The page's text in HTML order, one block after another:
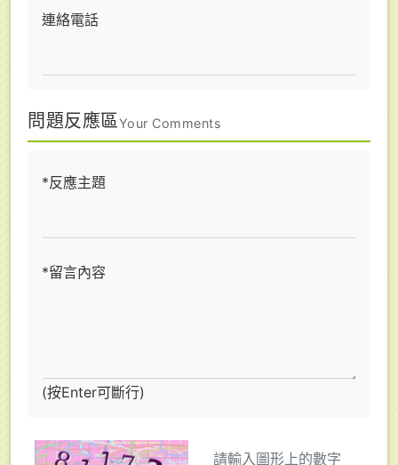
連絡電話
問題反應區Your Comments
*反應主題
*留言內容
(按Enter可斷行)